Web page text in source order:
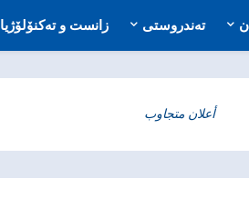
تەندروستی زانست و تەکنۆلۆژیا
أعلان متجاوب